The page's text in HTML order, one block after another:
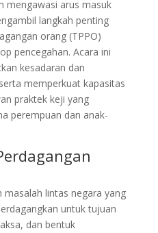
mengawasi arus masuk
langkah penting
orang (TPPO)
pencegahan. Acara ini
kesadaran dan
memperkuat kapasitas
praktek keji yang
perempuan dan anak-
masalah lintas negara yang
untuk tujuan
dan bentuk